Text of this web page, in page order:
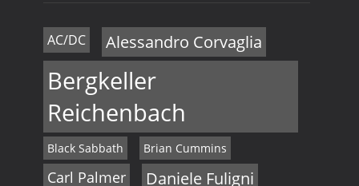
AC/DC Alessandro Corvaglia
Bergkeller
Reichenbach
Black Sabbath Brian Cummins
Carl Palmer Daniele Fuligni